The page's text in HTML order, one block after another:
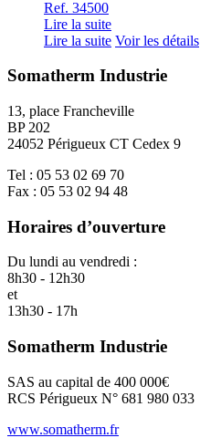
Ref. 34500
Lire la suite
Lire la suite Voir les détails
Somatherm Industrie
13, place Francheville
BP 202
24052 Périgueux CT Cedex 9
Tel : 05 53 02 69 70
Fax : 05 53 02 94 48
Horaires d’ouverture
Du lundi au vendredi :
8h30 - 12h30
et
13h30 - 17h
Somatherm Industrie
SAS au capital de 400 000€
RCS Périgueux N° 681 980 033
www.somatherm.fr